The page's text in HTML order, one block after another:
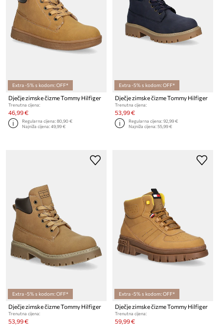
Extra -5% s kodom: OFF*
Dječje zimske čizme Tommy Hilfiger
Trenutna cijena:
46,99 €
Regularna cijena:80,90 €
Najniža cijena:49,99 €
Extra -5% s kodom: OFF*
Dječje zimske čizme Tommy Hilfiger
Trenutna cijena:
53,99 €
Regularna cijena:92,99 €
Najniža cijena:55,99 €
Extra -5% s kodom: OFF*
Dječje zimske čizme Tommy Hilfiger
Trenutna cijena:
53,99 €
Extra -5% s kodom: OFF*
Dječje zimske čizme Tommy Hilfiger
Trenutna cijena:
59,99 €